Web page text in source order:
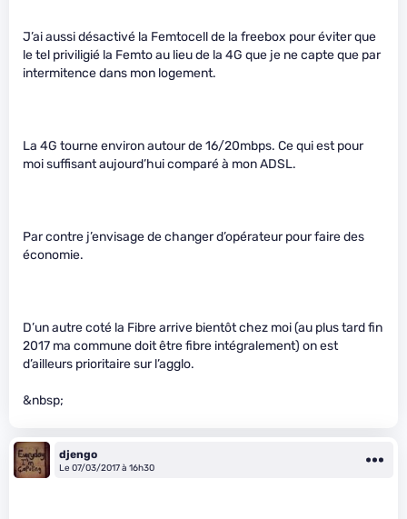
J’ai aussi désactivé la Femtocell de la freebox pour éviter que
le tel priviligié la Femto au lieu de la 4G que je ne capte que par
intermitence dans mon logement.
La 4G tourne environ autour de 16/20mbps. Ce qui est pour
moi suffisant aujourd’hui comparé à mon ADSL.
Par contre j’envisage de changer d’opérateur pour faire des
économie.
D’un autre coté la Fibre arrive bientôt chez moi (au plus tard fin
2017 ma commune doit être fibre intégralement) on est
d’ailleurs prioritaire sur l’agglo.
&nbsp;
djengo
Le 07/03/2017 à 16h30